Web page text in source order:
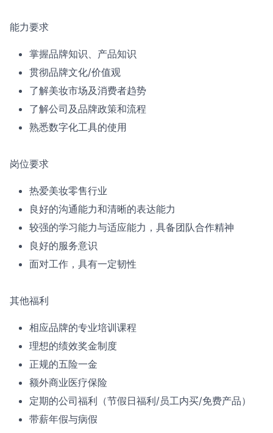
能力要求
掌握品牌知识、产品知识
贯彻品牌文化/价值观
了解美妆市场及消费者趋势
了解公司及品牌政策和流程
熟悉数字化工具的使用
岗位要求
热爱美妆零售行业
良好的沟通能力和清晰的表达能力
较强的学习能力与适应能力，具备团队合作精神
良好的服务意识
面对工作，具有一定韧性
其他福利
相应品牌的专业培训课程
理想的绩效奖金制度
正规的五险一金
额外商业医疗保险
定期的公司福利（节假日福利/员工内买/免费产品）
带薪年假与病假